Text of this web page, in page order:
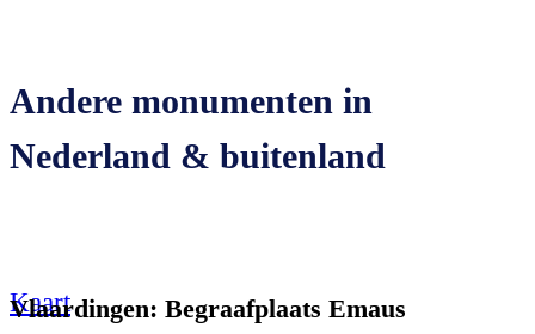
Andere monumenten in
Nederland & buitenland
Kaart
Vlaardingen: Begraafplaats Emaus